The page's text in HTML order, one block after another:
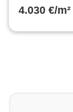
4.030 €/m²